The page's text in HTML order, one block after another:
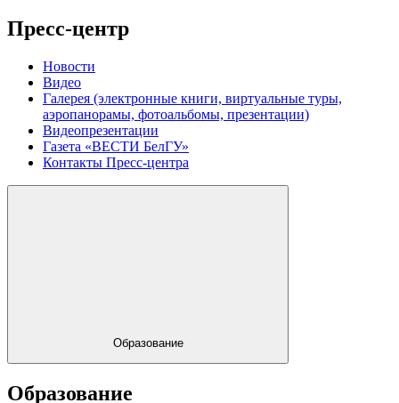
Пресс-центр
Новости
Видео
Галерея (электронные книги, виртуальные туры,
аэропанорамы, фотоальбомы, презентации)
Видеопрезентации
Газета «ВЕСТИ БелГУ»
Контакты Пресс-центра
Образование
Образование